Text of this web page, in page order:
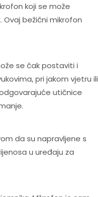
koji se može
bežični mikrofon
se čak postaviti i
pri jakom vjetru ili
utičnice
da su napravljene s
u uređaju za